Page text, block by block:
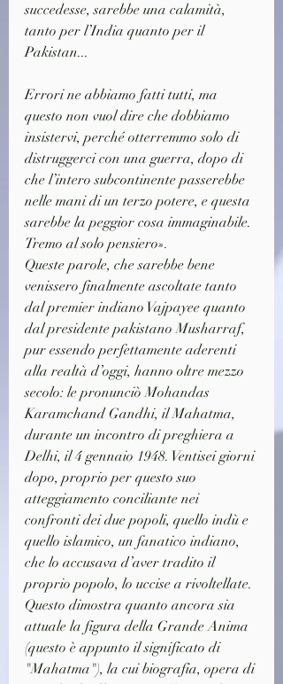
succedesse, sarebbe una calamità,
tanto per l’India quanto per il
Pakistan...
Errori ne abbiamo fatti tutti, ma
questo non vuol dire che dobbiamo
insistervi, perché otterremmo solo di
distruggerci con una guerra, dopo di
che l’intero subcontinente passerebbe
nelle mani di un terzo potere, e questa
sarebbe la peggior cosa immaginabile.
Tremo al solo pensiero».
Queste parole, che sarebbe bene
venissero finalmente ascoltate tanto
dal premier indiano Vajpayee quanto
dal presidente pakistano Musharraf,
pur essendo perfettamente aderenti
alla realtà d’oggi, hanno oltre mezzo
secolo: le pronunciò Mohandas
Karamchand Gandhi, il Mahatma,
durante un incontro di preghiera a
Delhi, il 4 gennaio 1948. Ventisei giorni
dopo, proprio per questo suo
atteggiamento conciliante nei
confronti dei due popoli, quello indù e
quello islamico, un fanatico indiano,
che lo accusava d’aver tradito il
proprio popolo, lo uccise a rivoltellate.
Questo dimostra quanto ancora sia
attuale la figura della Grande Anima
(questo è appunto il significato di
"Mahatma"), la cui biografia, opera di